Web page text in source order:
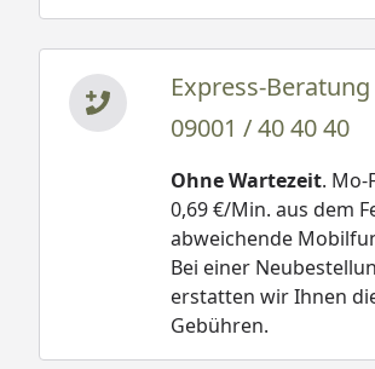
Express-Beratung
09001 / 40 40 40
Ohne Wartezeit. Mo-
0,69 €/Min. aus dem
abweichende
Bei einer
erstatten wir Ihnen
Gebühren.